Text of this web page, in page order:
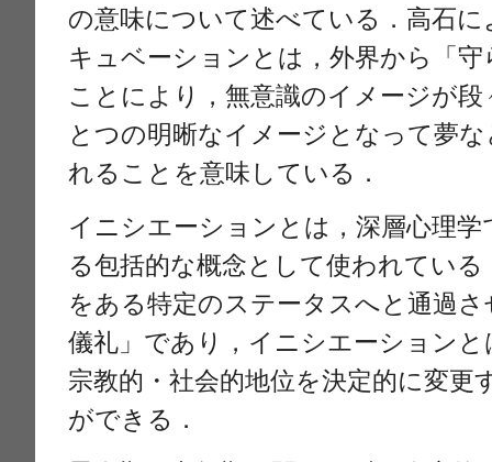
の意味について述べている．高石
キュベーションとは，外界から「
ことにより，無意識のイメージが
とつの明晰なイメージとなって夢
れることを意味している．
イニシエーションとは，深層心理
る包括的な概念として使われてい
をある特定のステータスへと通過
儀礼」であり，イニシエーション
宗教的・社会的地位を決定的に変更
ができる．